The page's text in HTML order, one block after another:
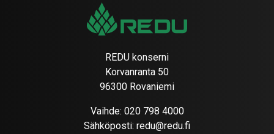
REDU konserni
Korvanranta 50
96300 Rovaniemi
Vaihde: 020 798 4000
Sähköposti: redu@redu.fi